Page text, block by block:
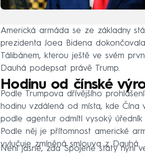
Americká armáda se ze základny
prezidenta Joea Bidena
Tálibánem, kterou ještě ve svém
Dauhá podepsat právě Trump.
Hodinu od čínské
Podle Trumpova dřívějšího
hodinu vzdálená od místa, kde Čína
podle agentur odmítl vysoký úředník
Podle něj je přítomnost americké
vylučuje zmíněná smlouva z Dauhá.
Není jasné, zda Spojené státy nyní